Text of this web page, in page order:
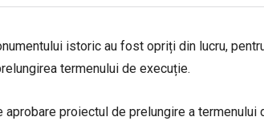
istoric au fost opriți din lucru,
termenului de execuție.
proiectul de prelungire a termenului